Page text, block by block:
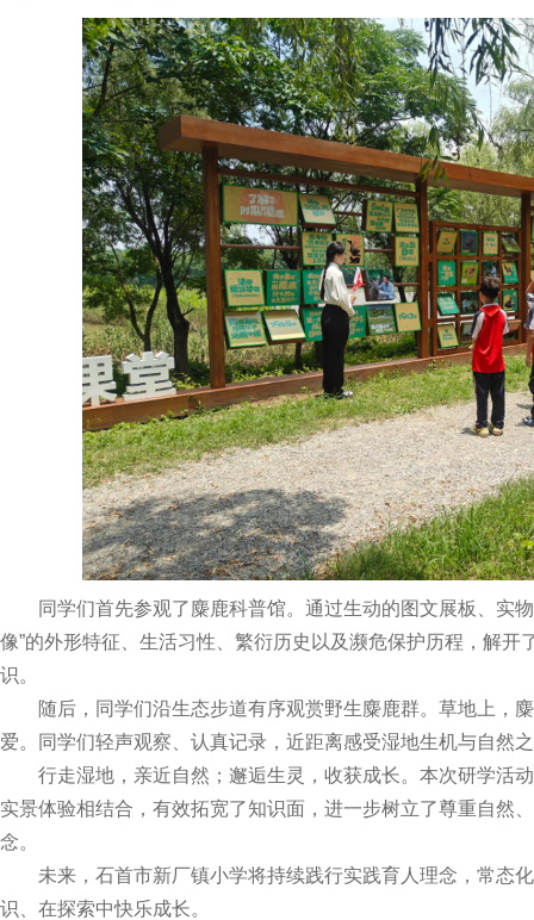
同学们首先参观了麋鹿科普馆。通过生动的图文展板、实物
像”的外形特征、生活习性、繁衍历史以及濒危保护历程，解
识。
随后，同学们沿生态步道有序观赏野生麋鹿群。草地上，
爱。同学们轻声观察、认真记录，近距离感受湿地生机与自然
行走湿地，亲近自然；邂逅生灵，收获成长。本次研学活
实景体验相结合，有效拓宽了知识面，进一步树立了尊重自然
念。
未来，石首市新厂镇小学将持续践行实践育人理念，常态
识、在探索中快乐成长。